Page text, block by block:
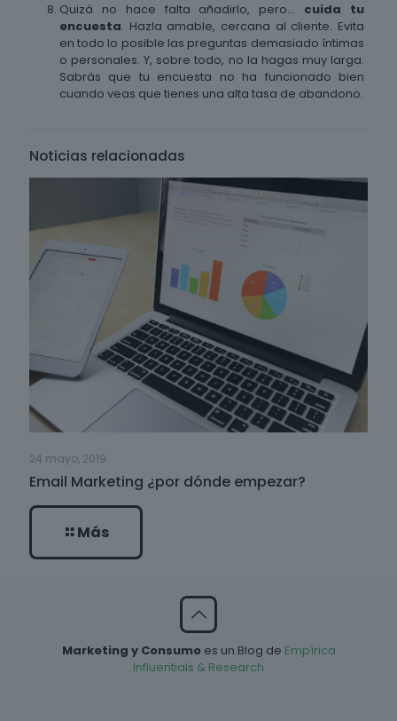
Quizá no hace falta añadirlo, pero… cuida tu
encuesta. Hazla amable, cercana al cliente. Evita
en todo lo posible las preguntas demasiado íntimas
o personales. Y, sobre todo, no la hagas muy larga.
Sabrás que tu encuesta no ha funcionado bien
cuando veas que tienes una alta tasa de abandono.
Noticias relacionadas
24 mayo, 2019
Email Marketing ¿por dónde empezar?
Más
Marketing y Consumo es un Blog de Empírica
Influentials & Research